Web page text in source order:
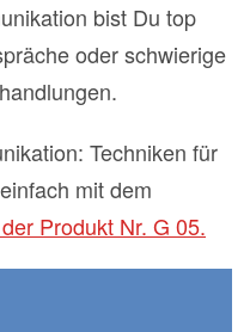
bist Du top
oder schwierige
Techniken für
mit dem
Produkt Nr. G 05.